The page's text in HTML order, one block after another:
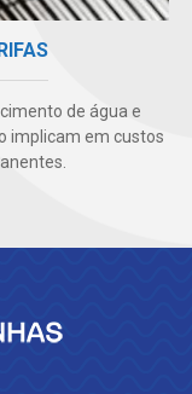
de água e
implicam em custos